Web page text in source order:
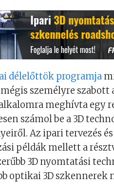
délelőttök programja
személyre szabott
meghívta egy
számol be a 3D
Az ipari tervezés
példák mellett a
3D nyomtatási
optikai 3D szkennerek